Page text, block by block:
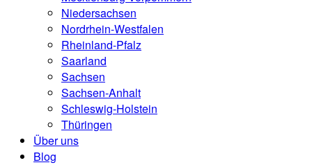
Niedersachsen
Nordrhein-Westfalen
Rheinland-Pfalz
Saarland
Sachsen
Sachsen-Anhalt
Schleswig-Holstein
Thüringen
Über uns
Blog